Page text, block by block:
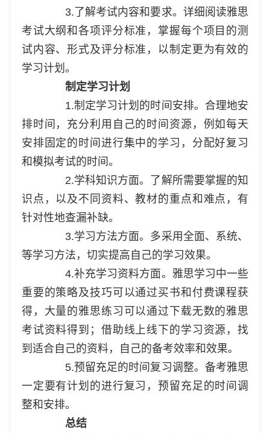
3.了解考试内容和要求。详细阅读雅思
考试大纲和各项评分标准，掌握每个项目的测
试内容、形式及评分标准，以制定更为有效的
学习计划。
制定学习计划
1.制定学习计划的时间安排。合理地安
排时间，充分利用自己的时间资源，例如每天
安排固定的时间进行集中的学习，分配好复习
和模拟考试的时间。
2.学科知识方面。了解所需要掌握的知
识点，以及不同资料、教材的重点和难点，有
针对性地查漏补缺。
3.学习方法方面。多采用全面、系统、
等学习方法，切实提高自己的学习效果。
4.补充学习资料方面。雅思学习中一些
重要的策略及技巧可以通过买书和付费课程获
得，大量的雅思练习可以通过下载无数的雅思
考试资料得到；借助线上线下的学习资源，找
到适合自己的资料，自己的备考效率和效果。
5.预留充足的时间复习调整。备考雅思
一定要有计划的进行复习，预留充足的时间调
整和安排。
总结